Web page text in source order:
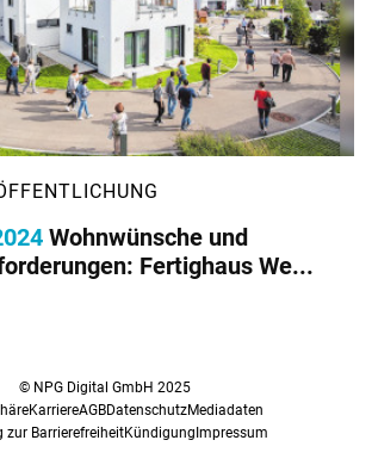
Wohnwünsche und
Fertighaus We...
© NPG Digital GmbH 2025
KarriereAGBDatenschutzMediadaten
zur BarrierefreiheitKündigungImpressum